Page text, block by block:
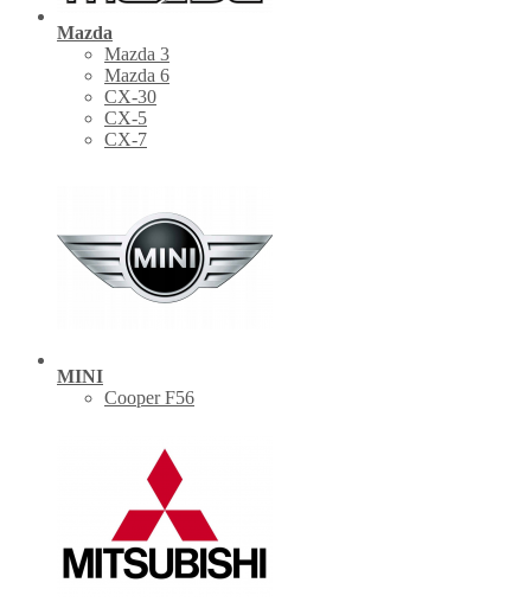
Mazda
Mazda 3
Mazda 6
CX-30
СХ-5
CX-7
MINI
Cooper F56